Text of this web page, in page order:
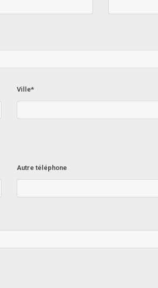
Ville*
Autre téléphone